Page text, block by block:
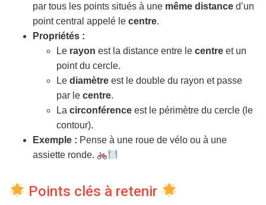
par tous les points situés à une même distance d’un
point central appelé le centre.
Propriétés :
Le rayon est la distance entre le centre et un
point du cercle.
Le diamètre est le double du rayon et passe
par le centre.
La circonférence est le périmètre du cercle (le
contour).
Exemple : Pense à une roue de vélo ou à une
assiette ronde.
Points clés à retenir